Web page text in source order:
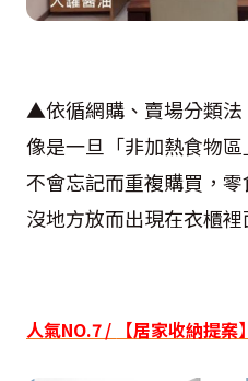
▲依循網購、賣場分類法
像是一旦「非加熱食物
不會忘記而重複購買，
沒地方放而出現在衣櫃裡
人氣NO.7 / 【居家收納提